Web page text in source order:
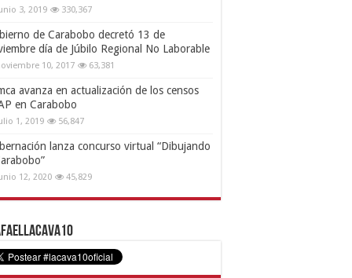
3, 2019 330,367
de Carabobo decretó 13 de
día de Júbilo Regional No Laborable
10, 2017 63,381
avanza en actualización de los censos
en Carabobo
1, 2019 56,847
lanza concurso virtual “Dibujando
12, 2020 45,829